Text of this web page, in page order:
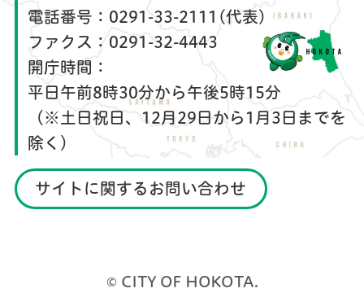
電話番号： 0291-33-2111(代表)
ファクス： 0291-32-4443
開庁時間：
平日午前8時30分から午後5時15分
（※土日祝日、12月29日から1月3日までを
除く）
サイトに関するお問い合わせ
© CITY OF HOKOTA.